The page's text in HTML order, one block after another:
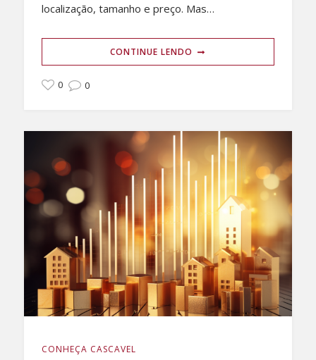
localização, tamanho e preço. Mas…
CONTINUE LENDO
0 0
CONHEÇA CASCAVEL